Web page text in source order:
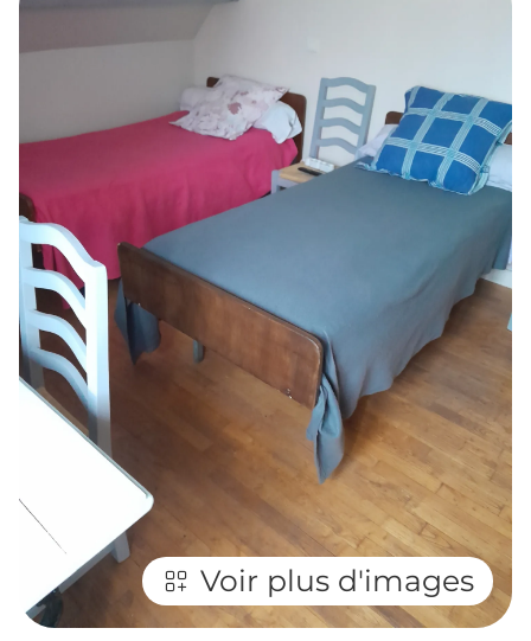
Voir plus d'images